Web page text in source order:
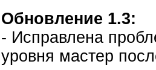
Обновление 1.3:
- Исправлена
уровня мастер